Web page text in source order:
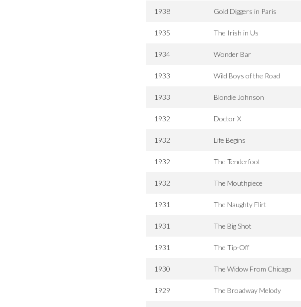
1938 Gold Diggers in Paris
1935 The Irish in Us
1934 Wonder Bar
1933 Wild Boys of the Road
1933 Blondie Johnson
1932 Doctor X
1932 Life Begins
1932 The Tenderfoot
1932 The Mouthpiece
1931 The Naughty Flirt
1931 The Big Shot
1931 The Tip-Off
1930 The Widow From Chicago
1929 The Broadway Melody